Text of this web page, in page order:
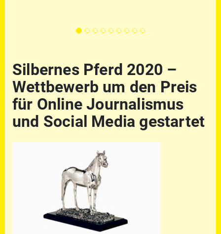
Silbernes Pferd 2020 –
Wettbewerb um den Preis
für Online Journalismus
und Social Media gestartet